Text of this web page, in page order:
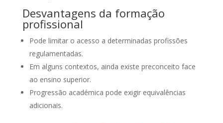
Desvantagens da formação
profissional
Pode limitar o acesso a determinadas profissões
regulamentadas.
Em alguns contextos, ainda existe preconceito face
ao ensino superior.
Progressão académica pode exigir equivalências
adicionais.